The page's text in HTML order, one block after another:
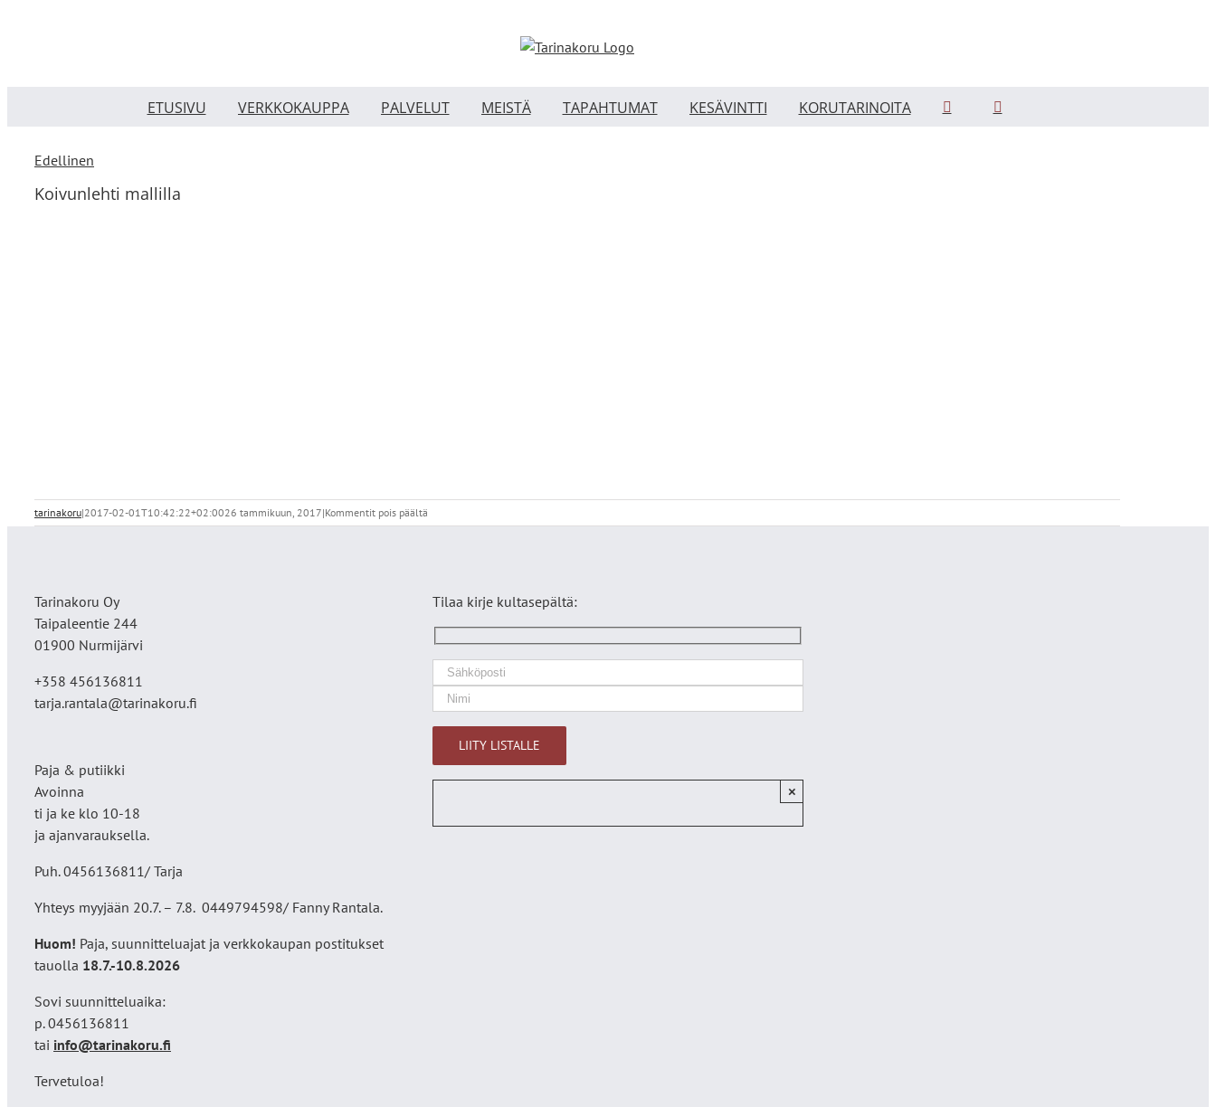
ETUSIVU VERKKOKAUPPA PALVELUT MEISTÄ TAPAHTUMAT KESÄVINTTI KORUTARINOITA
Edellinen
Koivunlehti mallilla
tarinakoru|2017-02-01T10:42:22+02:0026 tammikuun, 2017|Kommentit pois päältä
Koivunlehti
Tarinakoru Oy
Taipaleentie 244
01900 Nurmijärvi
+358 456136811
tarja.rantala@tarinakoru.fi
Paja & putiikki
Avoinna
ti ja ke klo 10-18
ja ajanvarauksella.
Puh. 0456136811/ Tarja
Yhteys myyjään 20.7. – 7.8. 0449794598/ Fanny Rantala.
Huom! Paja, suunnitteluajat ja verkkokaupan postitukset
tauolla 18.7.-10.8.2026
Sovi suunnitteluaika:
p. 0456136811
tai info@tarinakoru.fi
Tervetuloa!
Tilaa kirje kultasepältä:
×